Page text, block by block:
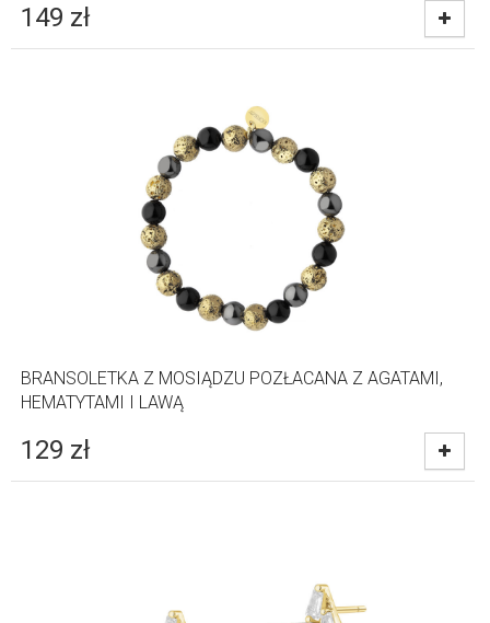
149 zł
BRANSOLETKA Z MOSIĄDZU POZŁACANA Z AGATAMI,
HEMATYTAMI I LAWĄ
129 zł